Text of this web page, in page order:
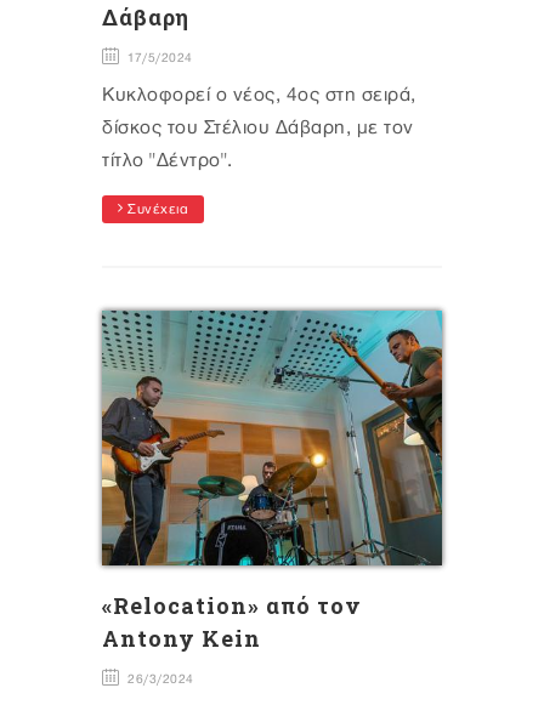
Δάβαρη
17/5/2024
Κυκλοφορεί ο νέος, 4ος στη σειρά,
δίσκος του Στέλιου Δάβαρη, με τον
τίτλο "Δέντρο".
Συνέχεια
«Relocation» από τον
Antony Kein
26/3/2024